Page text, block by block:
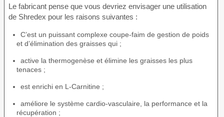
Le fabricant pense que vous devriez envisager une utilisation
de Shredex pour les raisons suivantes :
C’est un puissant complexe coupe-faim de gestion de poids
et d’élimination des graisses qui ;
active la thermogenèse et élimine les graisses les plus
tenaces ;
est enrichi en L-Carnitine ;
améliore le système cardio-vasculaire, la performance et la
récupération ;